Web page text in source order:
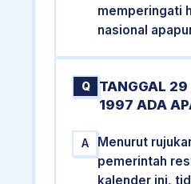
memperingati
nasional
Q
TANGGAL 29
1997 ADA
A
Menurut
pemerintah
kalender ini,